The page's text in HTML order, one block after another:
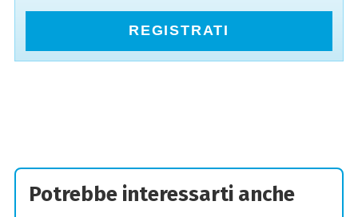
REGISTRATI
Potrebbe interessarti anche